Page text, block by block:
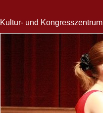
Kultur- und Kongresszentrum